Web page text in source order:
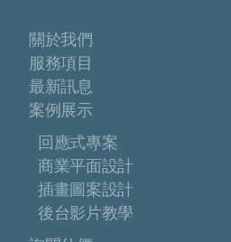
關於我們
服務項目
最新訊息
案例展示
回應式專案
商業平面設計
插畫圖案設計
後台影片教學